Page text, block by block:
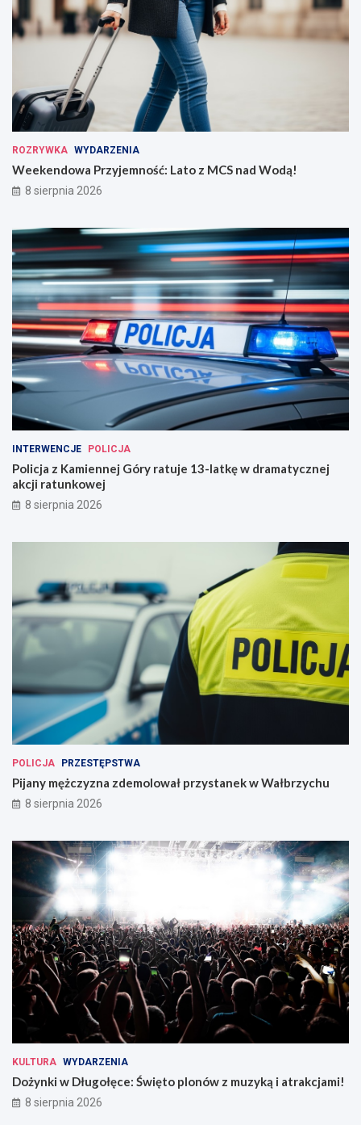
ROZRYWKA WYDARZENIA
Weekendowa Przyjemność: Lato z MCS nad Wodą!
8 sierpnia 2026
INTERWENCJE POLICJA
Policja z Kamiennej Góry ratuje 13-latkę w dramatycznej
akcji ratunkowej
8 sierpnia 2026
POLICJA PRZESTĘPSTWA
Pijany mężczyzna zdemolował przystanek w Wałbrzychu
8 sierpnia 2026
KULTURA WYDARZENIA
Dożynki w Długołęce: Święto plonów z muzyką i atrakcjami!
8 sierpnia 2026